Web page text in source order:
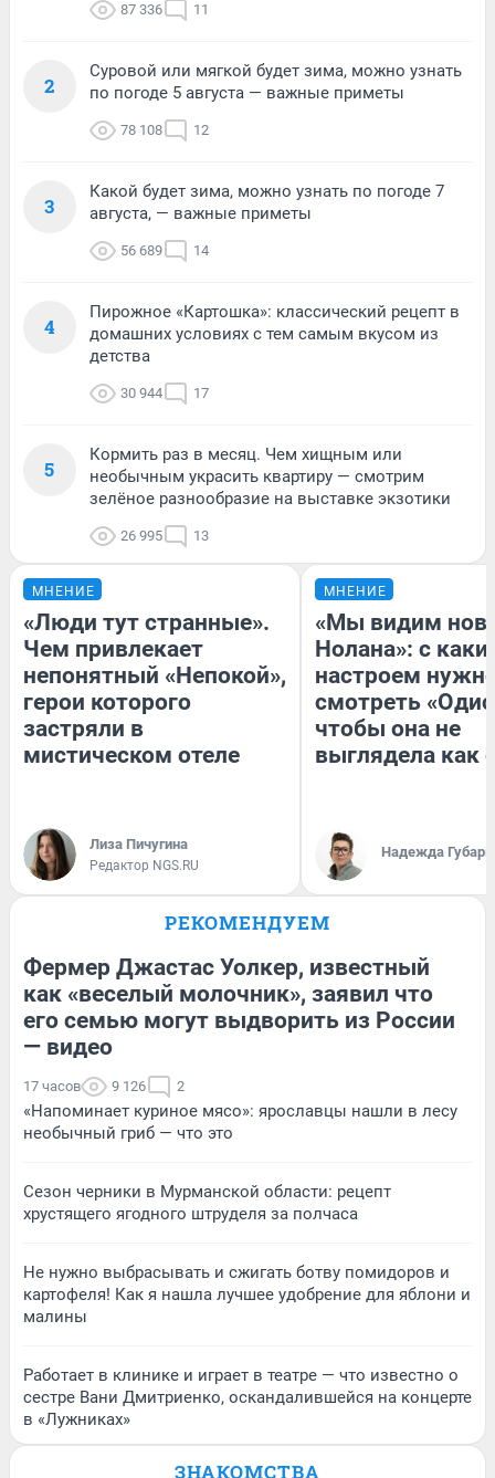
87 336 11
2
Суровой или мягкой будет зима, можно узнать
по погоде 5 августа — важные приметы
78 108 12
3
Какой будет зима, можно узнать по погоде 7
августа, — важные приметы
56 689 14
4
Пирожное «Картошка»: классический рецепт в
домашних условиях с тем самым вкусом из
детства
30 944 17
5
Кормить раз в месяц. Чем хищным или
необычным украсить квартиру — смотрим
зелёное разнообразие на выставке экзотики
26 995 13
МНЕНИЕ
«Люди тут странные».
Чем привлекает
непонятный «Непокой»,
герои которого
застряли в
мистическом отеле
Лиза Пичугина
Редактор NGS.RU
МНЕНИЕ
«Мы видим
Нолана»: с
настроем
смотреть
чтобы она не
выглядела как
Надежда Губарь
РЕКОМЕНДУЕМ
Фермер Джастас Уолкер, известный
как «веселый молочник», заявил что
его семью могут выдворить из России
— видео
17 часов 9 126 2
«Напоминает куриное мясо»: ярославцы нашли в лесу
необычный гриб — что это
Сезон черники в Мурманской области: рецепт
хрустящего ягодного штруделя за полчаса
Не нужно выбрасывать и сжигать ботву помидоров и
картофеля! Как я нашла лучшее удобрение для яблони и
малины
Работает в клинике и играет в театре — что известно о
сестре Вани Дмитриенко, оскандалившейся на концерте
в «Лужниках»
ЗНАКОМСТВА